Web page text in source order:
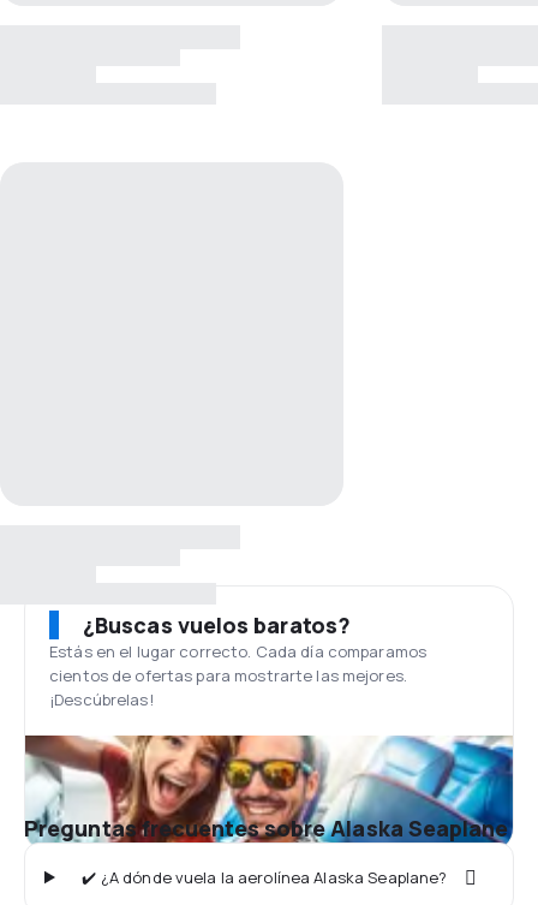
¿Buscas vuelos baratos?
Estás en el lugar correcto. Cada día comparamos
cientos de ofertas para mostrarte las mejores.
¡Descúbrelas!
Preguntas frecuentes sobre Alaska Seaplane
✔️ ¿A dónde vuela la aerolínea Alaska Seaplane?